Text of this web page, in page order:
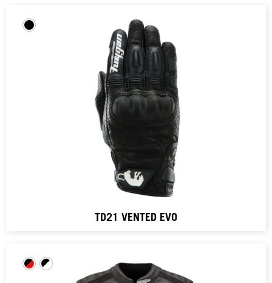
TD21 VENTED EVO